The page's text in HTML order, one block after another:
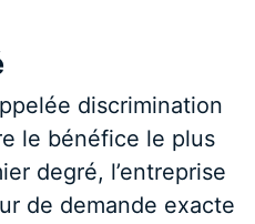
discrimination
le bénéfice le plus
degré, l’entreprise
de demande exacte